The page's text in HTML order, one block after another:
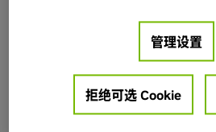
适用于每位 AI 开发者
具
管理设置
拒绝可选 Cookie